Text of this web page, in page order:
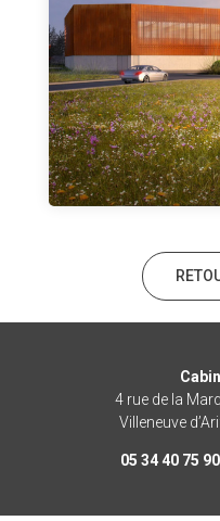
4 rue de la
Villeneuve
05 34 40 75 90 |